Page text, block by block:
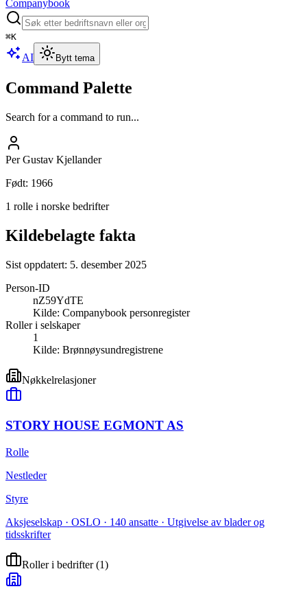
Companybook
⌘K
AI Bytt tema
Command Palette
Search for a command to run...
Per Gustav Kjellander
Født: 1966
1 rolle i norske bedrifter
Kildebelagte fakta
Sist oppdatert: 5. desember 2025
Person-ID
nZ59YdTE
Kilde: Companybook personregister
Roller i selskaper
1
Kilde: Brønnøysundregistrene
Nøkkelrelasjoner
STORY HOUSE EGMONT AS
Rolle
Nestleder
Styre
Aksjeselskap · OSLO · 140 ansatte · Utgivelse av blader og
tidsskrifter
Roller i bedrifter(1)